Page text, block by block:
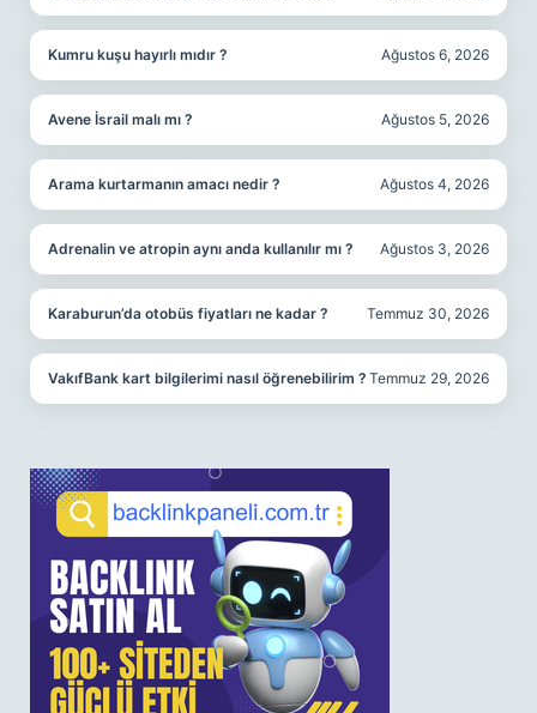
Kumru kuşu hayırlı mıdır ? Ağustos 6, 2026
Avene İsrail malı mı ? Ağustos 5, 2026
Arama kurtarmanın amacı nedir ? Ağustos 4, 2026
Adrenalin ve atropin aynı anda kullanılır mı ? Ağustos 3, 2026
Karaburun’da otobüs fiyatları ne kadar ? Temmuz 30, 2026
VakıfBank kart bilgilerimi nasıl öğrenebilirim ? Temmuz 29, 2026